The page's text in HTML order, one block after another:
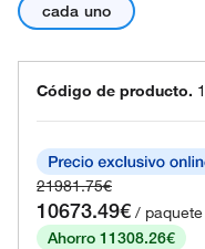
cada uno
Código de producto.
21981.75€
10673.49€ / paquete
Ahorro 11308.26€